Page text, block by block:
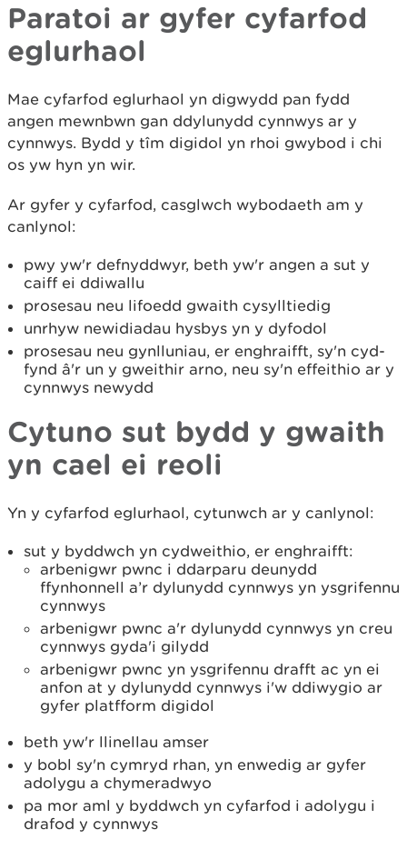
Paratoi ar gyfer cyfarfod
eglurhaol
Mae cyfarfod eglurhaol yn digwydd pan fydd
angen mewnbwn gan ddylunydd cynnwys ar y
cynnwys. Bydd y tîm digidol yn rhoi gwybod i chi
os yw hyn yn wir.
Ar gyfer y cyfarfod, casglwch wybodaeth am y
canlynol:
pwy yw'r defnyddwyr, beth yw'r angen a sut y
caiff ei ddiwallu
prosesau neu lifoedd gwaith cysylltiedig
unrhyw newidiadau hysbys yn y dyfodol
prosesau neu gynlluniau, er enghraifft, sy'n cyd-
fynd â'r un y gweithir arno, neu sy'n effeithio ar y
cynnwys newydd
Cytuno sut bydd y gwaith
yn cael ei reoli
Yn y cyfarfod eglurhaol, cytunwch ar y canlynol:
sut y byddwch yn cydweithio, er enghraifft:
arbenigwr pwnc i ddarparu deunydd
ffynhonnell a’r dylunydd cynnwys yn ysgrifennu
cynnwys
arbenigwr pwnc a'r dylunydd cynnwys yn creu
cynnwys gyda'i gilydd
arbenigwr pwnc yn ysgrifennu drafft ac yn ei
anfon at y dylunydd cynnwys i'w ddiwygio ar
gyfer platfform digidol
beth yw'r llinellau amser
y bobl sy'n cymryd rhan, yn enwedig ar gyfer
adolygu a chymeradwyo
pa mor aml y byddwch yn cyfarfod i adolygu i
drafod y cynnwys